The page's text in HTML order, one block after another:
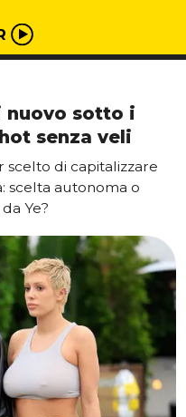
nuovo sotto i
senza veli
scelto di capitalizzare
scelta autonoma o
Ye?